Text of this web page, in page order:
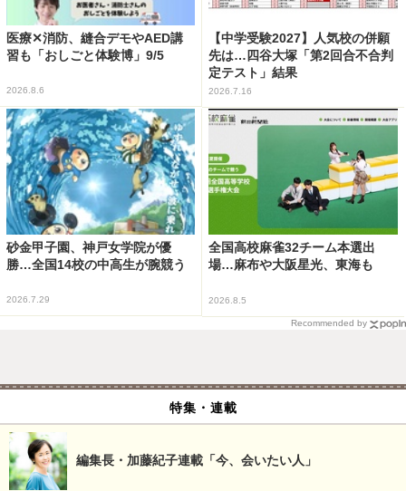
医療✕消防、縫合デモやAED講
習も「おしごと体験博」9/5
2026.8.6
【中学受験2027】人気校の併願
先は…四谷大塚「第2回合不合判
定テスト」結果
2026.7.16
砂金甲子園、神戸女学院が優
勝…全国14校の中高生が腕競う
2026.7.29
全国高校麻雀32チーム本選出
場…麻布や大阪星光、東海も
2026.8.5
Recommended by
特集・連載
編集長・加藤紀子連載「今、会いたい人」